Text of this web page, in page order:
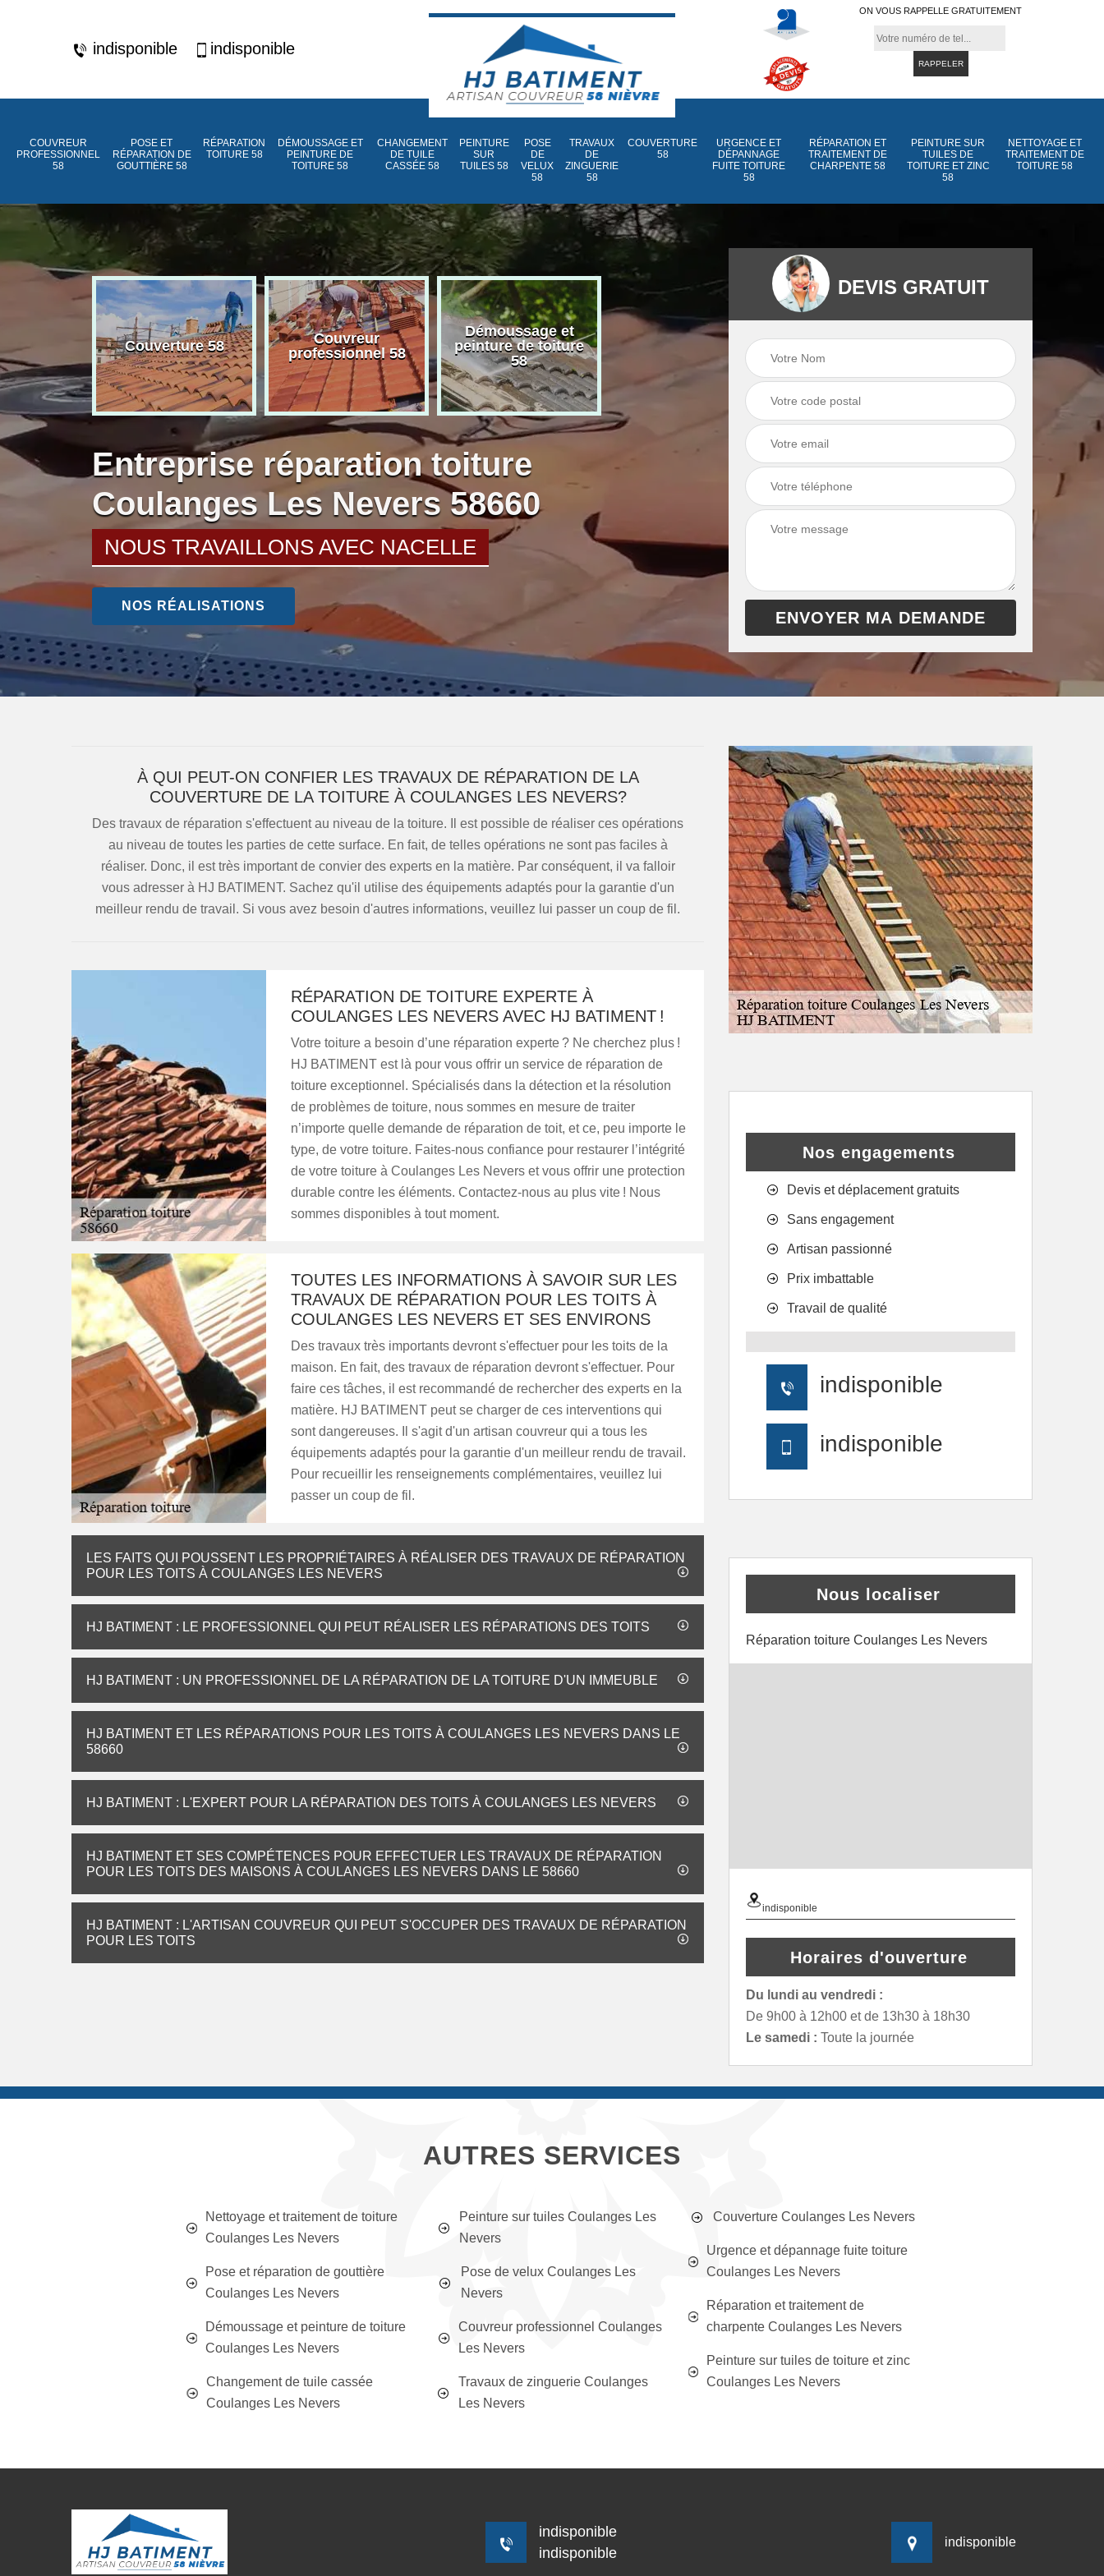
indisponible indisponible
ON VOUS RAPPELLE GRATUITEMENT
COUVREUR
PROFESSIONNEL
58
POSE ET
RÉPARATION DE
GOUTTIÈRE 58
RÉPARATION
TOITURE 58
DÉMOUSSAGE ET
PEINTURE DE
TOITURE 58
CHANGEMENT
DE TUILE
CASSÉE 58
PEINTURE
SUR
TUILES 58
POSE
DE
VELUX
58
TRAVAUX
DE
ZINGUERIE
58
COUVERTURE
58
URGENCE ET
DÉPANNAGE
FUITE TOITURE
58
RÉPARATION ET
TRAITEMENT DE
CHARPENTE 58
PEINTURE SUR
TUILES DE
TOITURE ET ZINC
58
NETTOYAGE ET
TRAITEMENT DE
TOITURE 58
58
Couverture 58
Couvreur
professionnel 58
Démoussage et
peinture de toiture
58
Nettoyage et
traitement de
toiture 58
Peinture sur tuiles
Peinture sur tuiles
de toiture et zinc
Entreprise réparation toiture
Coulanges Les Nevers 58660
NOUS TRAVAILLONS AVEC NACELLE
NOS RÉALISATIONS
DEVIS GRATUIT
À QUI PEUT-ON CONFIER LES TRAVAUX DE RÉPARATION DE LA
COUVERTURE DE LA TOITURE À COULANGES LES NEVERS?
Des travaux de réparation s'effectuent au niveau de la toiture. Il est possible de réaliser ces opérations
au niveau de toutes les parties de cette surface. En fait, de telles opérations ne sont pas faciles à
réaliser. Donc, il est très important de convier des experts en la matière. Par conséquent, il va falloir
vous adresser à HJ BATIMENT. Sachez qu'il utilise des équipements adaptés pour la garantie d'un
meilleur rendu de travail. Si vous avez besoin d'autres informations, veuillez lui passer un coup de fil.
RÉPARATION DE TOITURE EXPERTE À
COULANGES LES NEVERS AVEC HJ BATIMENT !
Votre toiture a besoin d’une réparation experte ? Ne cherchez plus !
HJ BATIMENT est là pour vous offrir un service de réparation de
toiture exceptionnel. Spécialisés dans la détection et la résolution
de problèmes de toiture, nous sommes en mesure de traiter
n’importe quelle demande de réparation de toit, et ce, peu importe le
type, de votre toiture. Faites-nous confiance pour restaurer l’intégrité
de votre toiture à Coulanges Les Nevers et vous offrir une protection
durable contre les éléments. Contactez-nous au plus vite ! Nous
sommes disponibles à tout moment.
TOUTES LES INFORMATIONS À SAVOIR SUR LES
TRAVAUX DE RÉPARATION POUR LES TOITS À
COULANGES LES NEVERS ET SES ENVIRONS
Des travaux très importants devront s'effectuer pour les toits de la
maison. En fait, des travaux de réparation devront s'effectuer. Pour
faire ces tâches, il est recommandé de rechercher des experts en la
matière. HJ BATIMENT peut se charger de ces interventions qui
sont dangereuses. Il s'agit d'un artisan couvreur qui a tous les
équipements adaptés pour la garantie d'un meilleur rendu de travail.
Pour recueillir les renseignements complémentaires, veuillez lui
passer un coup de fil.
LES FAITS QUI POUSSENT LES PROPRIÉTAIRES À RÉALISER DES TRAVAUX DE RÉPARATION
POUR LES TOITS À COULANGES LES NEVERS
HJ BATIMENT : LE PROFESSIONNEL QUI PEUT RÉALISER LES RÉPARATIONS DES TOITS
HJ BATIMENT : UN PROFESSIONNEL DE LA RÉPARATION DE LA TOITURE D'UN IMMEUBLE
HJ BATIMENT ET LES RÉPARATIONS POUR LES TOITS À COULANGES LES NEVERS DANS LE
58660
HJ BATIMENT : L'EXPERT POUR LA RÉPARATION DES TOITS À COULANGES LES NEVERS
HJ BATIMENT ET SES COMPÉTENCES POUR EFFECTUER LES TRAVAUX DE RÉPARATION
POUR LES TOITS DES MAISONS À COULANGES LES NEVERS DANS LE 58660
HJ BATIMENT : L'ARTISAN COUVREUR QUI PEUT S'OCCUPER DES TRAVAUX DE RÉPARATION
POUR LES TOITS
Nos engagements
Devis et déplacement gratuits
Sans engagement
Artisan passionné
Prix imbattable
Travail de qualité
indisponible
indisponible
Nous localiser
Réparation toiture Coulanges Les Nevers
indisponible
Horaires d'ouverture
Du lundi au vendredi :
De 9h00 à 12h00 et de 13h30 à 18h30
Le samedi : Toute la journée
AUTRES SERVICES
Nettoyage et traitement de toiture
Coulanges Les Nevers
Pose et réparation de gouttière
Coulanges Les Nevers
Démoussage et peinture de toiture
Coulanges Les Nevers
Changement de tuile cassée
Coulanges Les Nevers
Peinture sur tuiles Coulanges Les
Nevers
Pose de velux Coulanges Les
Nevers
Couvreur professionnel Coulanges
Les Nevers
Travaux de zinguerie Coulanges
Les Nevers
Couverture Coulanges Les Nevers
Urgence et dépannage fuite toiture
Coulanges Les Nevers
Réparation et traitement de
charpente Coulanges Les Nevers
Peinture sur tuiles de toiture et zinc
Coulanges Les Nevers
indisponible
indisponible
indisponible